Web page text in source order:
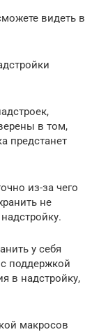
видеть в
в том,
предстанет
из-за чего
не
у себя
поддержкой
в надстройку,
макросов